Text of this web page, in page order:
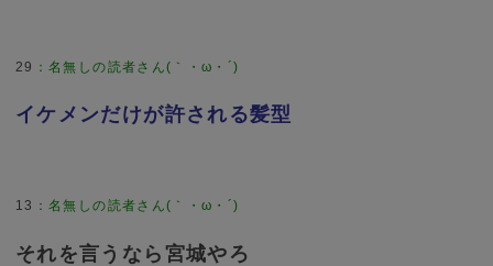
29
イケメンだけが許される髪型
13
それを言うなら宮城やろ